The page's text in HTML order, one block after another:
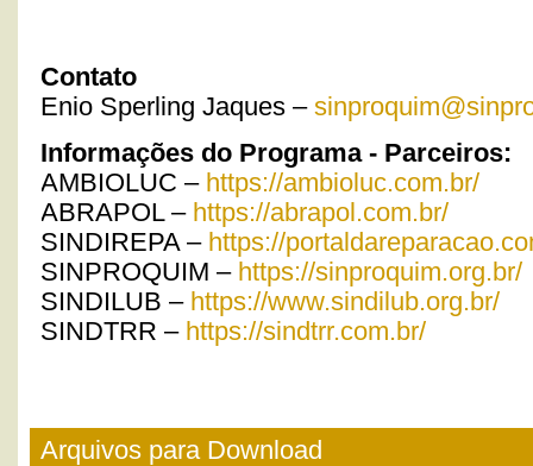
Contato
Enio Sperling Jaques –
Informações do Programa - Parceiros:
AMBIOLUC – https://ambioluc.com.br/
ABRAPOL – https://abrapol.com.br/
SINDIREPA – https://
SINPROQUIM – https://sinproquim.org.br/
SINDILUB – https://www.sindilub.org.br/
SINDTRR – https://sindtrr.com.br/
Arquivos para Download